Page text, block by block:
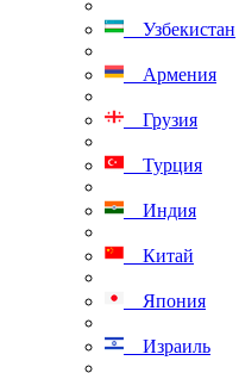
Узбекистан
Армения
Грузия
Турция
Индия
Китай
Япония
Израиль